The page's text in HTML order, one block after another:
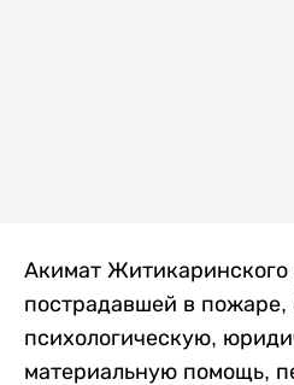
Акимат Житикаринского
пострадавшей в пожаре,
психологическую,
материальную помощь,